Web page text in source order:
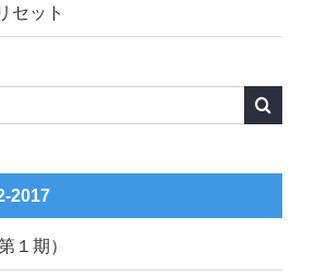
セット
2017
第１期）